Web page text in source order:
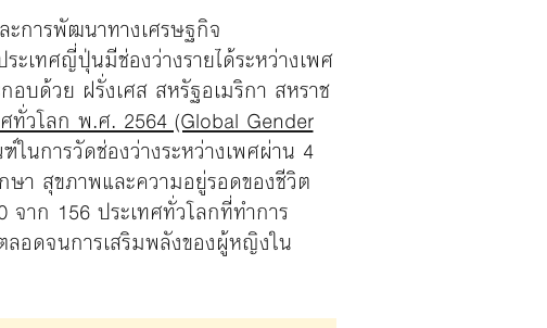
การพัฒนาทางเศรษฐกิจ
เทศญี่ปุ่นมีช่องว่างรายได้ระหว่างเพศ
บด้วย ฝรั่งเศส สหรัฐอเมริกา สหราช
ทั่วโลก พ.ศ. 2564 (Global Gender
นการวัดช่องว่างระหว่างเพศผ่าน 4
ษา สุขภาพและความอยู่รอดของชีวิต
าก 156 ประเทศทั่วโลกที่ทำการ
อดจนการเสริมพลังของผู้หญิงใน